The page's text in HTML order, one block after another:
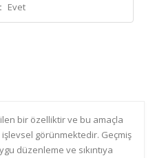
Evet
bir özelliktir ve bu amaçla
görünmektedir. Geçmiş
düzenleme ve sıkıntıya